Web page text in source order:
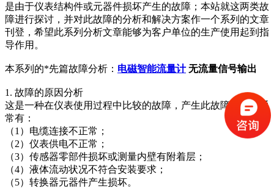
是由于仪表结构件或元器件损坏产生的故障；本站就这两类故
障进行探讨，并对此故障的分析和解决方案作一个系列的文章
刊登，希望此系列分析文章能够为客户单位的生产使用起到指
导作用。
本系列的*先篇故障分析： 电磁智能流量计 无流量信号输出
1. 故障的原因分析
这是一种在仪表使用过程中比较的故障，产生此故障的原因通
常有：
（1）电缆连接不正常；
（2）仪表供电不正常；
（3）传感器零部件损坏或测量内壁有附着层；
（4）液体流动状况不符合安装要求；
（5）转换器元器件产生损坏。